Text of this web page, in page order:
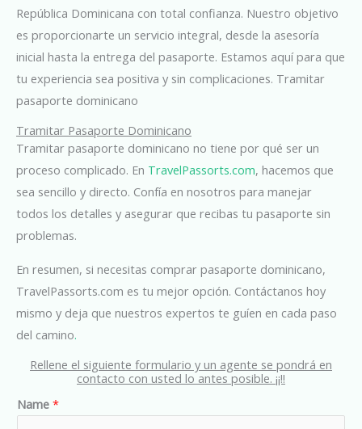
República Dominicana con total confianza. Nuestro objetivo
es proporcionarte un servicio integral, desde la asesoría
inicial hasta la entrega del pasaporte. Estamos aquí para que
tu experiencia sea positiva y sin complicaciones. Tramitar
pasaporte dominicano
Tramitar Pasaporte Dominicano
Tramitar pasaporte dominicano no tiene por qué ser un
proceso complicado. En TravelPassorts.com, hacemos que
sea sencillo y directo. Confía en nosotros para manejar
todos los detalles y asegurar que recibas tu pasaporte sin
problemas.
En resumen, si necesitas comprar pasaporte dominicano,
TravelPassorts.com es tu mejor opción. Contáctanos hoy
mismo y deja que nuestros expertos te guíen en cada paso
del camino.
Rellene el siguiente formulario y un agente se pondrá en
contacto con usted lo antes posible. ¡¡!!
Name *